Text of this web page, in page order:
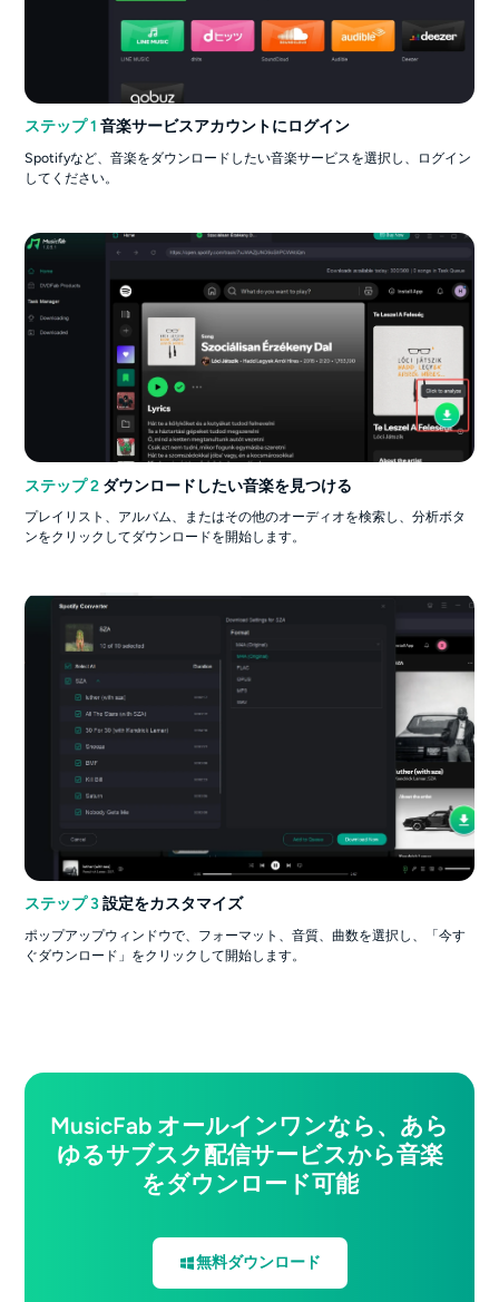
ステップ 1 音楽サービスアカウントにログイン
Spotifyなど、音楽をダウンロードしたい音楽サービスを選択し、ログイン
してください。
ステップ 2 ダウンロードしたい音楽を見つける
プレイリスト、アルバム、またはその他のオーディオを検索し、分析ボタ
ンをクリックしてダウンロードを開始します。
ステップ 3設定をカスタマイズ
ポップアップウィンドウで、フォーマット、音質、曲数を選択し、「今す
ぐダウンロード」をクリックして開始します。
MusicFab オールインワンなら、あら
ゆるサブスク配信サービスから音楽
をダウンロード可能
無料ダウンロード